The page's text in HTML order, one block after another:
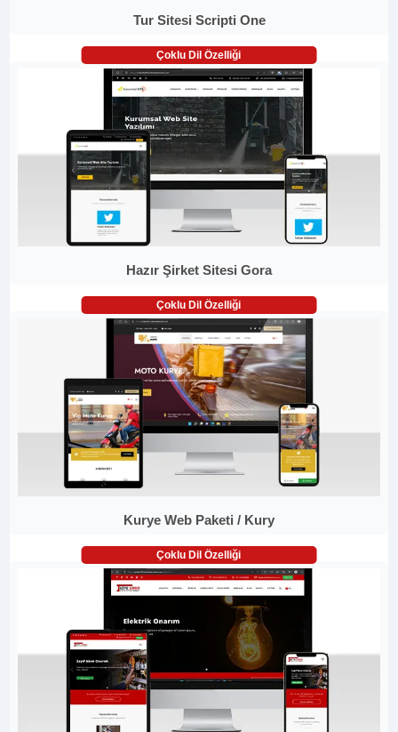
Tur Sitesi Scripti One
Çoklu Dil Özelliği
Hazır Şirket Sitesi Gora
Çoklu Dil Özelliği
Kurye Web Paketi / Kury
Çoklu Dil Özelliği